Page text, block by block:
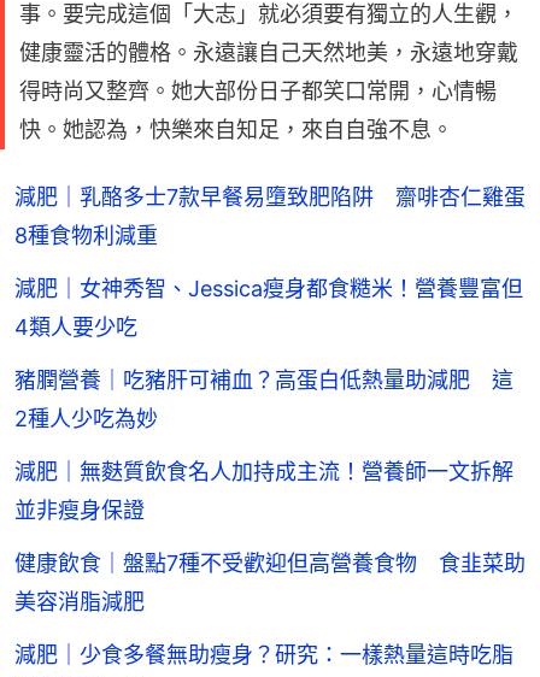
事。要完成這個「大志」就必須要有獨立的人生觀，
健康靈活的體格。永遠讓自己天然地美，永遠地穿戴
得時尚又整齊。她大部份日子都笑口常開，心情暢
快。她認為，快樂來自知足，來自自強不息。
減肥｜乳酪多士7款早餐易墮致肥陷阱 齋啡杏仁雞蛋
8種食物利減重
減肥｜女神秀智、Jessica瘦身都食糙米！營養豐富但
4類人要少吃
豬膶營養｜吃豬肝可補血？高蛋白低熱量助減肥 這
2種人少吃為妙
減肥｜無麩質飲食名人加持成主流！營養師一文拆解
並非瘦身保證
健康飲食｜盤點7種不受歡迎但高營養食物 食韭菜助
美容消脂減肥
減肥｜少食多餐無助瘦身？研究：一樣熱量這時吃脂